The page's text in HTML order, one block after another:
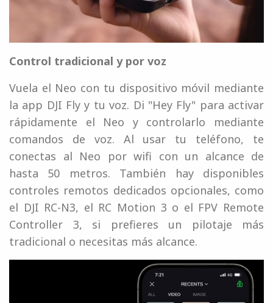
Control tradicional y por voz
Vuela el Neo con tu dispositivo móvil mediante
la app DJI Fly y tu voz. Di "Hey Fly" para activar
rápidamente el Neo y controlarlo mediante
comandos de voz. Al usar tu teléfono, te
conectas al Neo por wifi con un alcance de
hasta 50 metros. También hay disponibles
controles remotos dedicados opcionales, como
el DJI RC-N3, el RC Motion 3 o el FPV Remote
Controller 3, si prefieres un pilotaje más
tradicional o necesitas más alcance.